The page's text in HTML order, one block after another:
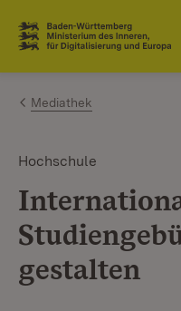
Zum Inhalt
Link zur Startseite
Mediathek
Hochschule
gestalten